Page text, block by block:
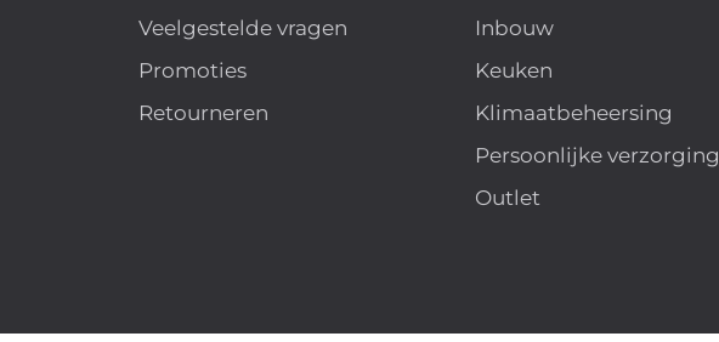
Veelgestelde vragen
Promoties
Retourneren
Inbouw
Keuken
Klimaatbeheersing
Persoonlijke verzorging
Outlet